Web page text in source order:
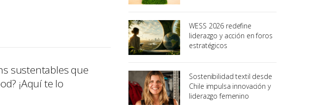
sustentables que
¡Aquí te lo
WESS 2026 redefine
liderazgo y acción en foros
estratégicos
Sostenibilidad textil desde
Chile impulsa innovación y
liderazgo femenino